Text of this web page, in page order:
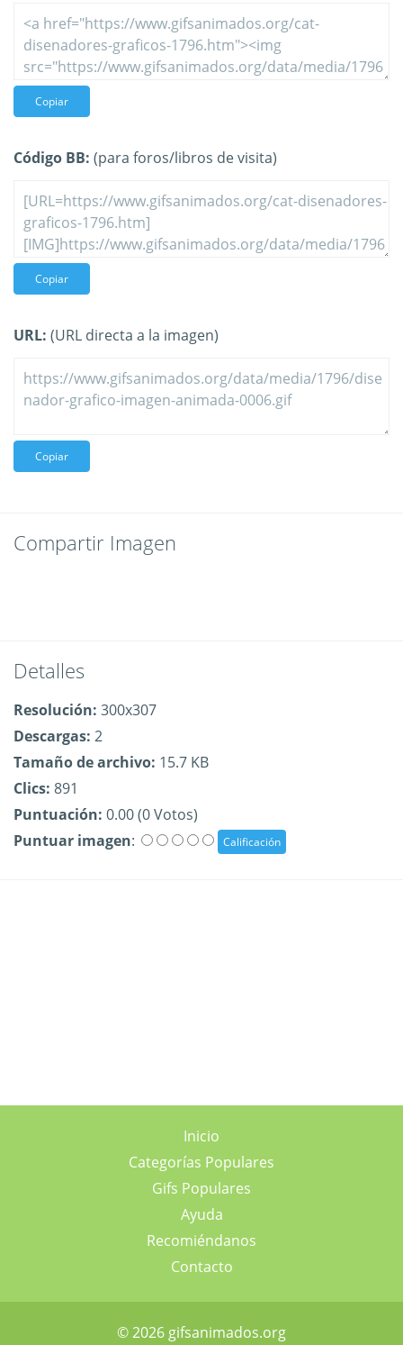
Copiar
Código BB: (para foros/libros de visita)
Copiar
URL: (URL directa a la imagen)
Copiar
Compartir Imagen
Detalles
Resolución: 300x307
Descargas: 2
Tamaño de archivo: 15.7 KB
Clics: 891
Puntuación: 0.00 (0 Votos)
Puntuar imagen:
Inicio
Categorías Populares
Gifs Populares
Ayuda
Recomiéndanos
Contacto
© 2026 gifsanimados.org